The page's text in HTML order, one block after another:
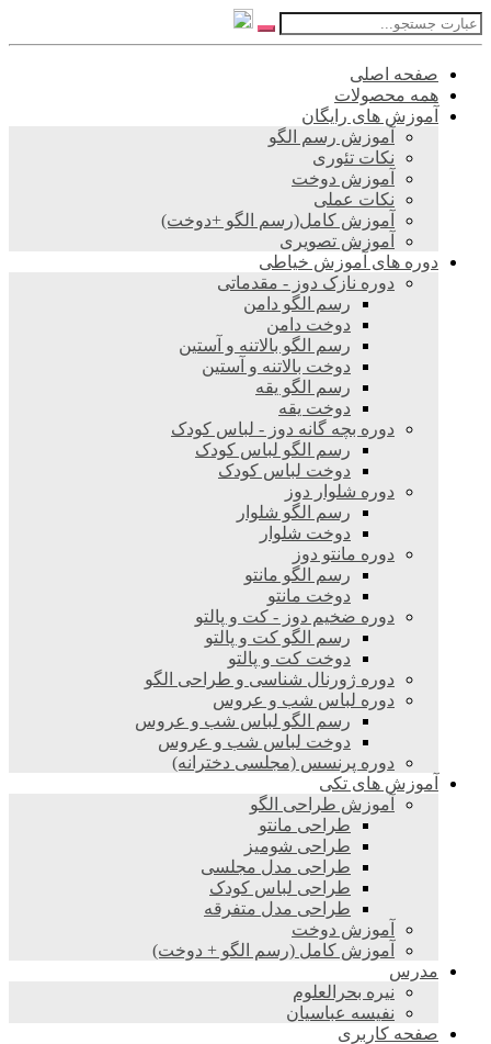
صفحه اصلی
همه محصولات
آموزش های رایگان
آموزش رسم الگو
نکات تئوری
آموزش دوخت
نکات عملی
آموزش کامل(رسم الگو +دوخت)
آموزش تصویری
دوره های آموزش خیاطی
دوره نازک دوز - مقدماتی
رسم الگو دامن
دوخت دامن
رسم الگو بالاتنه و آستین
دوخت بالاتنه و آستین
رسم الگو یقه
دوخت یقه
دوره بچه گانه دوز - لباس کودک
رسم الگو لباس کودک
دوخت لباس کودک
دوره شلوار دوز
رسم الگو شلوار
دوخت شلوار
دوره مانتو دوز
رسم الگو مانتو
دوخت مانتو
دوره ضخیم دوز - کت و پالتو
رسم الگو کت و پالتو
دوخت کت و پالتو
دوره ژورنال شناسی و طراحی الگو
دوره لباس شب و عروس
رسم الگو لباس شب و عروس
دوخت لباس شب و عروس
دوره پرنسس (مجلسی دخترانه)
آموزش های تکی
آموزش طراحی الگو
طراحی مانتو
طراحی شومیز
طراحی مدل مجلسی
طراحی لباس کودک
طراحی مدل متفرقه
آموزش دوخت
آموزش کامل (رسم الگو + دوخت)
مدرس
نیره بحرالعلوم
نفیسه عباسیان
صفحه کاربری